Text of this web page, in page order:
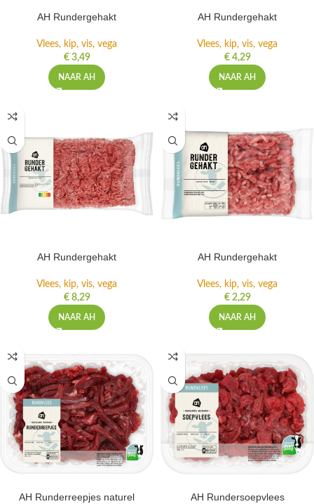
AH Rundergehakt
Vlees, kip, vis, vega
€3,49
NAAR AH
AH Rundergehakt
Vlees, kip, vis, vega
€4,29
NAAR AH
AH Rundergehakt
Vlees, kip, vis, vega
€8,29
NAAR AH
AH Rundergehakt
Vlees, kip, vis, vega
€2,29
NAAR AH
AH Runderreepjes naturel AH Rundersoepvlees